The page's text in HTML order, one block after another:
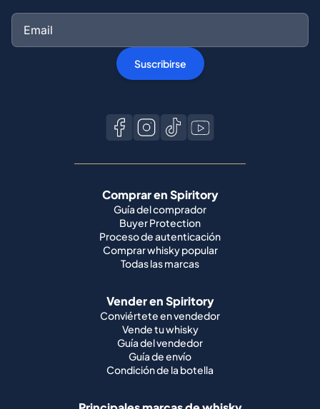
Suscribirse
Comprar en Spiritory
Guía del comprador
Buyer Protection
Proceso de autenticación
Comprar whisky popular
Todas las marcas
Vender en Spiritory
Conviértete en vendedor
Vende tu whisky
Guía del vendedor
Guía de envío
Condición de la botella